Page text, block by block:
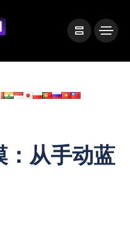
从手动蓝